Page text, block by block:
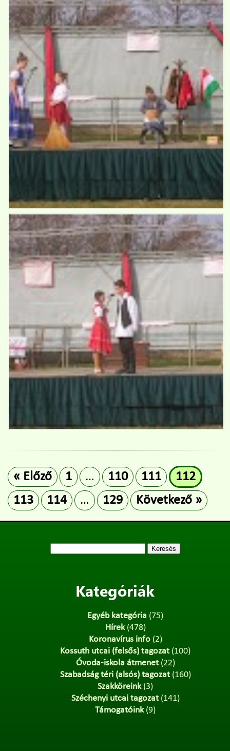
« Előző 1 … 110 111
112
113
114 … 129 Következő »
Kategóriák
Egyéb kategória (75)
Hírek(478)
Koronavírus info(2)
Kossuth utcai (felsős) tagozat(100)
Óvoda-iskola átmenet(22)
Szabadság téri (alsós) tagozat(160)
Szakköreink(3)
Széchenyi utcai tagozat(141)
Támogatóink(9)